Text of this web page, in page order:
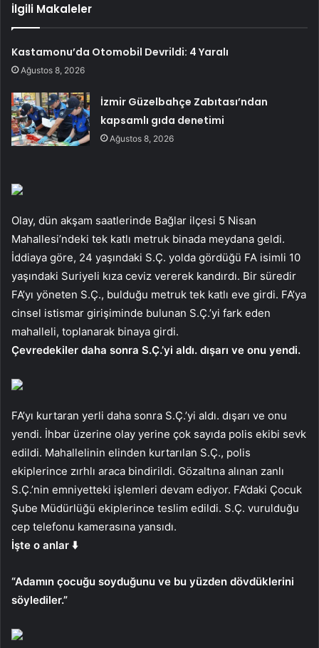
İlgili Makaleler
Kastamonu’da Otomobil Devrildi: 4 Yaralı
Ağustos 8, 2026
İzmir Güzelbahçe Zabıtası’ndan
kapsamlı gıda denetimi
Ağustos 8, 2026
Olay, dün akşam saatlerinde Bağlar ilçesi 5 Nisan
Mahallesi’ndeki tek katlı metruk binada meydana geldi.
İddiaya göre, 24 yaşındaki S.Ç. yolda gördüğü FA isimli 10
yaşındaki Suriyeli kıza ceviz vererek kandırdı. Bir süredir
FA’yı yöneten S.Ç., bulduğu metruk tek katlı eve girdi. FA’ya
cinsel istismar girişiminde bulunan S.Ç.’yi fark eden
mahalleli, toplanarak binaya girdi.
Çevredekiler daha sonra S.Ç.’yi aldı. dışarı ve onu yendi.
FA’yı kurtaran yerli daha sonra S.Ç.’yi aldı. dışarı ve onu
yendi. İhbar üzerine olay yerine çok sayıda polis ekibi sevk
edildi. Mahallelinin elinden kurtarılan S.Ç., polis
ekiplerince zırhlı araca bindirildi. Gözaltına alınan zanlı
S.Ç.’nin emniyetteki işlemleri devam ediyor. FA’daki Çocuk
Şube Müdürlüğü ekiplerince teslim edildi. S.Ç. vurulduğu
cep telefonu kamerasına yansıdı.
İşte o anlar ⬇️
“Adamın çocuğu soyduğunu ve bu yüzden dövdüklerini
söylediler.”